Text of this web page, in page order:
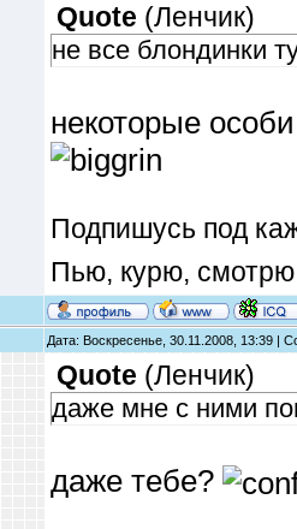
Quote (Ленчик)
не все блондинки
некоторые
Подпишусь под
Пью, курю, смотрю
Дата: Воскресенье, 30.11.2008, 13:39 |
Quote (Ленчик)
даже мне с ними
даже тебе?